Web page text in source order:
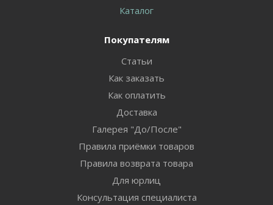
Каталог
Покупателям
Статьи
Как заказать
Как оплатить
Доставка
Галерея "До/После"
Правила приёмки товаров
Правила возврата товара
Для юрлиц
Консультация специалиста